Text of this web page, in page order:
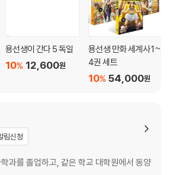
용선생이 간다 5 독일
12,600원
10%
용선생 만화 세계사 1~
4권 세트
54,000원
10%
림신청
과를 졸업하고, 같은 학교 대학원에서 동양